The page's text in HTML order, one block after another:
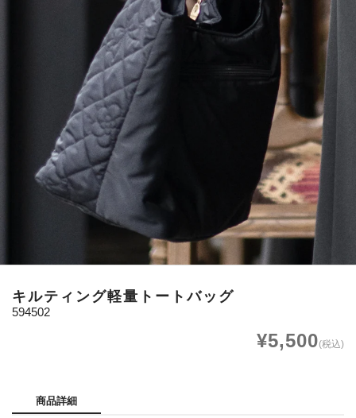
キルティング軽量トートバッグ
594502
¥5,500(税込)
商品詳細